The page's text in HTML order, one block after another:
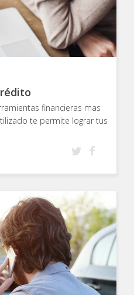
financieras mas
te permite lograr tus